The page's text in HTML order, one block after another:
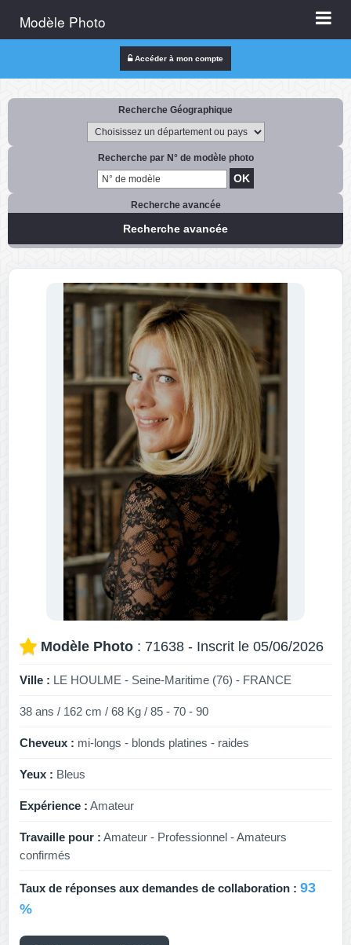
Modèle Photo
Accéder à mon compte
Recherche Géographique
Recherche par N° de modèle photo
Recherche avancée
Recherche avancée
Modèle Photo : 71638 - Inscrit le 05/06/2026
Ville : LE HOULME - Seine-Maritime (76) - FRANCE
38 ans / 162 cm / 68 Kg / 85 - 70 - 90
Cheveux : mi-longs - blonds platines - raides
Yeux : Bleus
Expérience : Amateur
Travaille pour : Amateur - Professionnel - Amateurs
confirmés
Taux de réponses aux demandes de collaboration : 93
%